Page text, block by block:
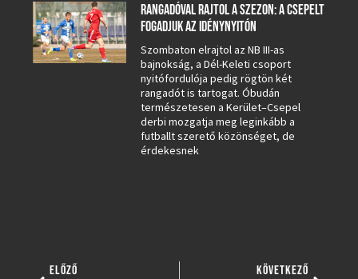
RANGADÓVAL RAJTOL A SZEZON: A CSEPELT
FOGADJUK AZ IDÉNYNYITÓN
Szombaton elrajtol az NB III-as
bajnokság, a Dél-Keleti csoport
nyitófordulója pedig rögtön két
rangadót is tartogat. Óbudán
természetesen a Kerület–Csepel
derbi mozgatja meg leginkább a
futballt szerető közönséget, de
érdekesnek
ELŐZŐ KÖVETKEZŐ